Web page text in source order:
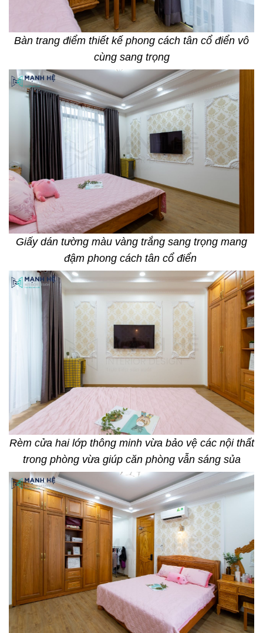
Bàn trang điểm thiết kế phong cách tân cổ điển vô
cùng sang trọng
Giấy dán tường màu vàng trắng sang trọng mang
đậm phong cách tân cổ điển
Rèm cửa hai lớp thông minh vừa bảo vệ các nội thất
trong phòng vừa giúp căn phòng vẫn sáng sủa